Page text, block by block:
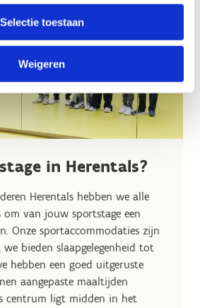
Selectie toestaan
Weigeren
in Herentals?
Herentals hebben we alle
van jouw sportstage een
Onze sportaccommodaties zijn
bieden slaapgelegenheid tot
hebben een goed uitgeruste
aangepaste maaltijden
centrum ligt midden in het